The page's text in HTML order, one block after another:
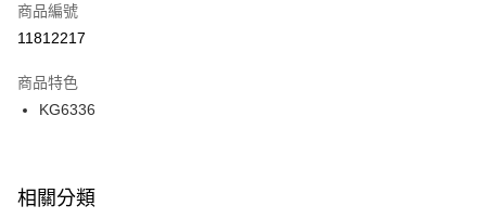
【「AFTEE先享後付」結帳流程】
１．於結帳方式選擇「AFTEE先享後付」後，將跳轉至「AFTEE先享後付」
２．訂單成立數日內，您將收到繳費通知簡訊。
３．收到繳費通知簡訊後14天內，點擊此簡訊中的連結，可透過四大超商／
ATM／網路銀行／等多元方式進行付款，方視為交易完成。
※ 交易是否成功請以「AFTEE先享後付 」之結帳頁面顯示為準，若有關於
是否繳費成功／繳費後需取消欲退款等相關疑問，請聯繫「AFTEE先享後付
宅配
每筆NT$100，滿NT$1,500(含以上)免運費
付款後門市自取
每筆NT$100，滿NT$1,500(含以上)免運費
商品編號
11812217
商品特色
KG6336
相關分類